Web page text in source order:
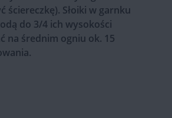
ściereczkę). Słoiki w garnku
do 3/4 ich wysokości
na średnim ogniu ok. 15